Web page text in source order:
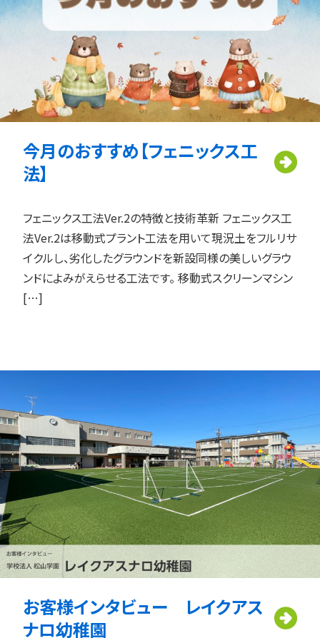
今月のおすすめ【フェニックス工
法】
フェニックス工法Ver.2の特徴と技術革新 フェニックス工
法Ver.2は移動式プラント工法を用いて現況土をフルリサ
イクルし、劣化したグラウンドを新設同様の美しいグラウ
ンドによみがえらせる工法です。 移動式スクリーンマシン
[…]
お客様インタビュー レイクアス
ナロ幼稚園